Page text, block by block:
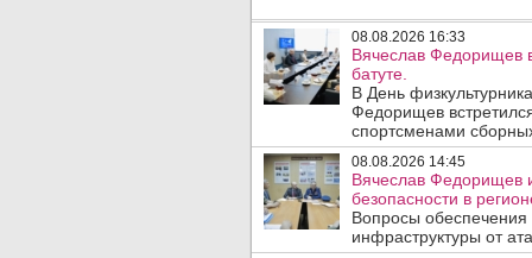
08.08.2026 16:33
Вячеслав Федорищев
батуте.
В День
Федорищев
спортсменами
08.08.2026 14:45
Вячеслав Федорищев
безопасности в
Вопросы обеспечения
инфраструктуры от